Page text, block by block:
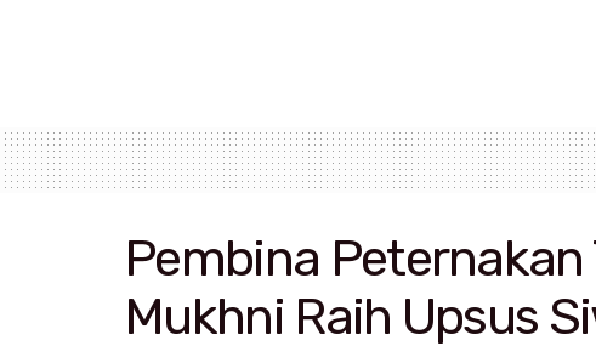
Pembina Peternakan
Mukhni Raih Upsus